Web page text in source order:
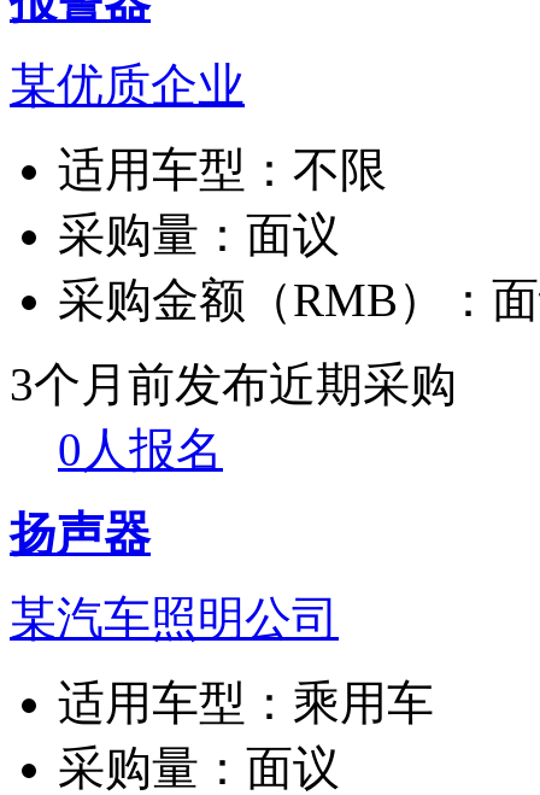
某优质企业
适用车型： 不限
采购量： 面议
采购金额（RMB）：
3个月前发布近期采购
0人报名
扬声器
某汽车照明公司
适用车型： 乘用车
采购量： 面议